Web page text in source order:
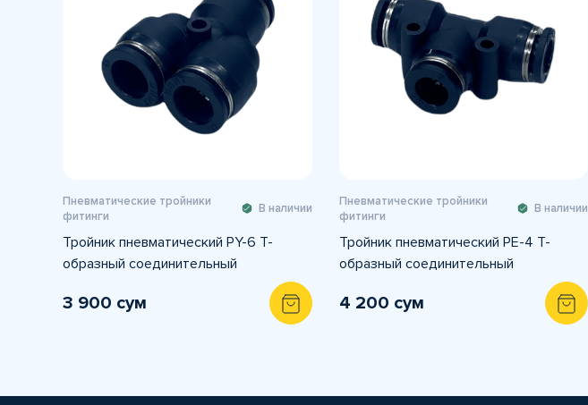
Пневматические тройники
фитинги
В наличии
Тройник пневматический PY-6 T-
образный соединительный
3 900 сум
Пневматические тройники
фитинги
В наличии
Тройник пневматический PE-4 T-
образный соединительный
4 200 сум